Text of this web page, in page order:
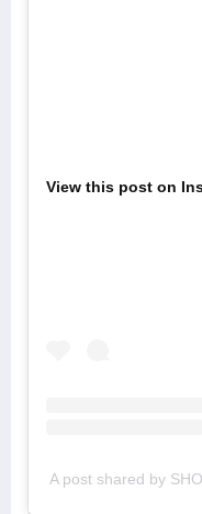
View this post on
A post shared by